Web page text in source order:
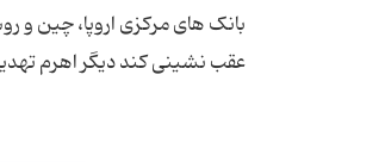
بانک های مرکزی اروپا، چین و
عقب نشینی کند دیگر اهرم